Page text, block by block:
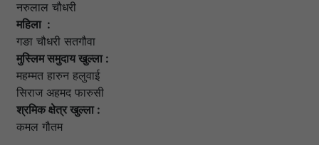
नरुलाल चौधरी
महिला :
गङा चौधरी सतगौवा
मुस्लिम समुदाय खुल्ला :
महम्मत हारुन हलुवाई
सिराज अहमद फारुसी
श्रमिक क्षेत्र खुल्ला :
कमल गौतम